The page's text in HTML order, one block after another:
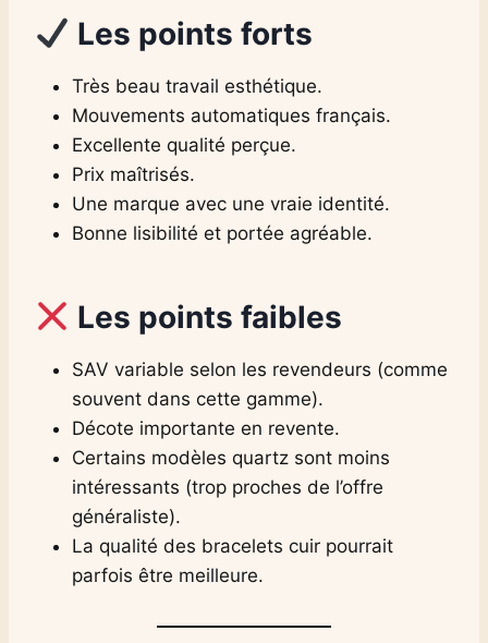
Les points forts
Très beau travail esthétique.
Mouvements automatiques français.
Excellente qualité perçue.
Prix maîtrisés.
Une marque avec une vraie identité.
Bonne lisibilité et portée agréable.
Les points faibles
SAV variable selon les revendeurs (comme
souvent dans cette gamme).
Décote importante en revente.
Certains modèles quartz sont moins
intéressants (trop proches de l’offre
généraliste).
La qualité des bracelets cuir pourrait
parfois être meilleure.